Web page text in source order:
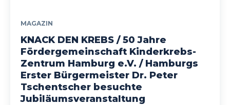
MAGAZIN
KNACK DEN KREBS / 50 Jahre
Fördergemeinschaft Kinderkrebs-
Zentrum Hamburg e.V. / Hamburgs
Erster Bürgermeister Dr. Peter
Tschentscher besuchte
Jubiläumsveranstaltung